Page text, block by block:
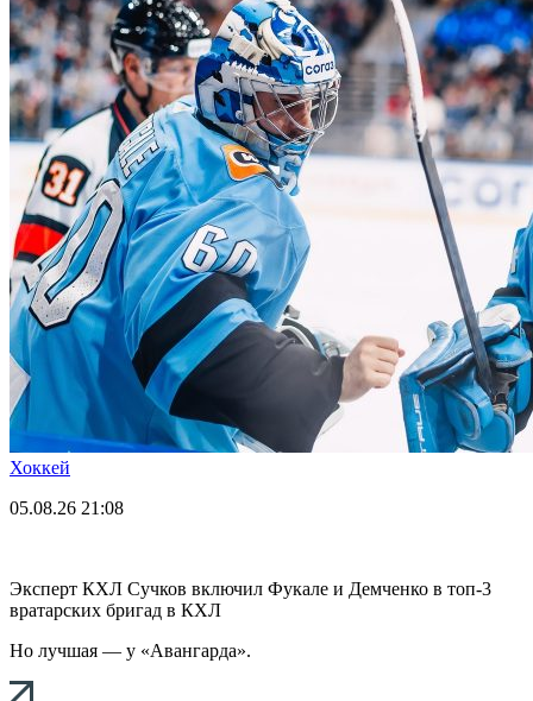
Хоккей
05.08.26 21:08
Эксперт КХЛ Сучков включил Фукале и Демченко в топ-3
вратарских бригад в КХЛ
Но лучшая — у «Авангарда».